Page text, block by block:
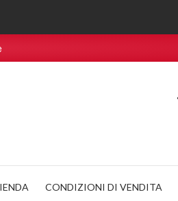
CONDIZIONI DI VENDITA